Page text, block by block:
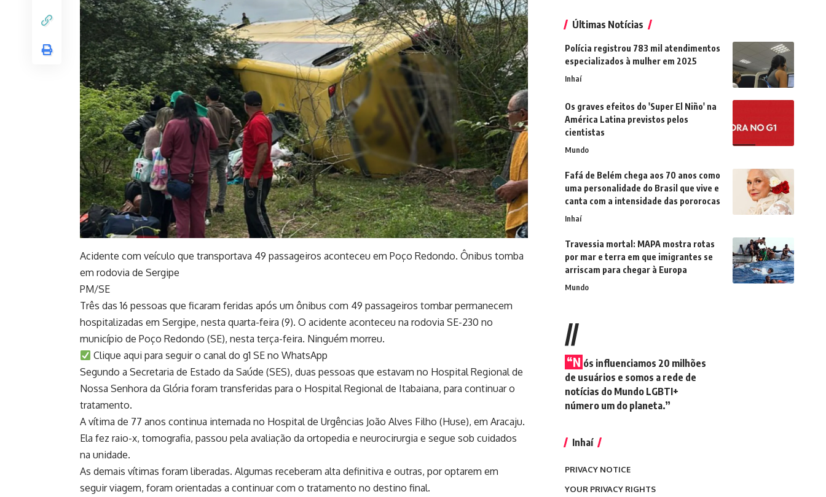
Acidente com veículo que transportava 49 passageiros aconteceu em Poço Redondo. Ônibus tomba
em rodovia de Sergipe
PM/SE
Três das 16 pessoas que ficaram feridas após um ônibus com 49 passageiros tombar permanecem
hospitalizadas em Sergipe, nesta quarta-feira (9). O acidente aconteceu na rodovia SE-230 no
município de Poço Redondo (SE), nesta terça-feira. Ninguém morreu.
Clique aqui para seguir o canal do g1 SE no WhatsApp
Segundo a Secretaria de Estado da Saúde (SES), duas pessoas que estavam no Hospital Regional de
Nossa Senhora da Glória foram transferidas para o Hospital Regional de Itabaiana, para continuar o
tratamento.
A vítima de 77 anos continua internada no Hospital de Urgências João Alves Filho (Huse), em Aracaju.
Ela fez raio-x, tomografia, passou pela avaliação da ortopedia e neurocirurgia e segue sob cuidados
na unidade.
As demais vítimas foram liberadas. Algumas receberam alta definitiva e outras, por optarem em
seguir viagem, foram orientadas a continuar com o tratamento no destino final.
Últimas Notícias
Polícia registrou 783 mil atendimentos
especializados à mulher em 2025
Inhaí
Os graves efeitos do 'Super El Niño' na
América Latina previstos pelos
cientistas
Mundo
Fafá de Belém chega aos 70 anos como
uma personalidade do Brasil que vive e
canta com a intensidade das pororocas
Inhaí
Travessia mortal: MAPA mostra rotas
por mar e terra em que imigrantes se
arriscam para chegar à Europa
Mundo
//
“N ós influenciamos 20 milhões
de usuários e somos a rede de
notícias do Mundo LGBTI+
número um do planeta.”
Inhaí
PRIVACY NOTICE
YOUR PRIVACY RIGHTS